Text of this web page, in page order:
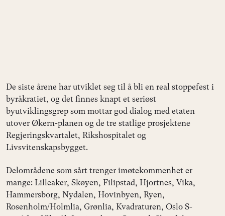
De siste årene har utviklet seg til å bli en real stoppefest i
byråkratiet, og det finnes knapt et seriøst
byutviklingsgrep som mottar god dialog med etaten
utover Økern-planen og de tre statlige prosjektene
Regjeringskvartalet, Rikshospitalet og
Livsvitenskapsbygget.
Delområdene som sårt trenger imøtekommenhet er
mange: Lilleaker, Skøyen, Filipstad, Hjortnes, Vika,
Hammersborg, Nydalen, Hovinbyen, Ryen,
Rosenholm/Holmlia, Grønlia, Kvadraturen, Oslo S-